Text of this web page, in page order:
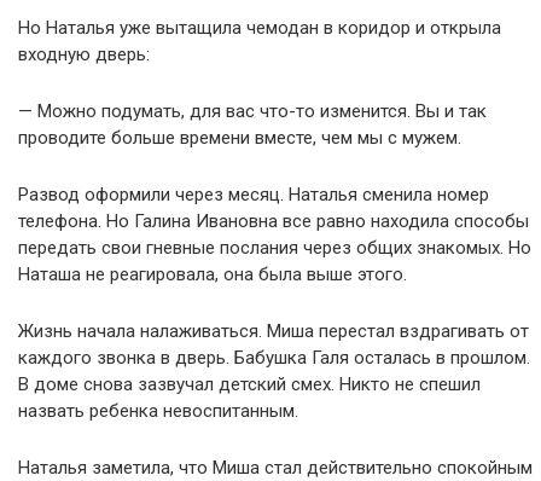
Но Наталья уже вытащила чемодан в коридор и открыла
входную дверь:
— Можно подумать, для вас что-то изменится. Вы и так
проводите больше времени вместе, чем мы с мужем.
Развод оформили через месяц. Наталья сменила номер
телефона. Но Галина Ивановна все равно находила способы
передать свои гневные послания через общих знакомых. Но
Наташа не реагировала, она была выше этого.
Жизнь начала налаживаться. Миша перестал вздрагивать от
каждого звонка в дверь. Бабушка Галя осталась в прошлом.
В доме снова зазвучал детский смех. Никто не спешил
назвать ребенка невоспитанным.
Наталья заметила, что Миша стал действительно спокойным